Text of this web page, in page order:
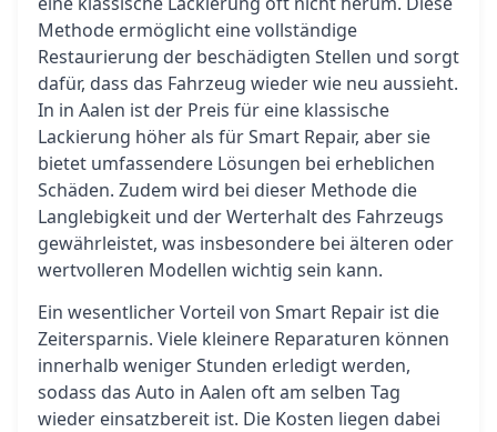
Methode ermöglicht eine vollständige
Restaurierung der beschädigten Stellen und sorgt
dafür, dass das Fahrzeug wieder wie neu aussieht.
In in Aalen ist der Preis für eine klassische
Lackierung höher als für Smart Repair, aber sie
bietet umfassendere Lösungen bei erheblichen
Schäden. Zudem wird bei dieser Methode die
Langlebigkeit und der Werterhalt des Fahrzeugs
gewährleistet, was insbesondere bei älteren oder
wertvolleren Modellen wichtig sein kann.
Ein wesentlicher Vorteil von Smart Repair ist die
Zeitersparnis. Viele kleinere Reparaturen können
innerhalb weniger Stunden erledigt werden,
sodass das Auto in Aalen oft am selben Tag
wieder einsatzbereit ist. Die Kosten liegen dabei